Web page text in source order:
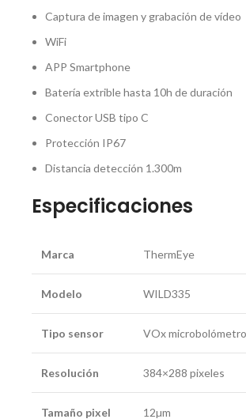
Captura de imagen y grabación de vídeo
WiFi
APP Smartphone
Batería extrible hasta 10h de duración
Conector USB tipo C
Protección IP67
Distancia detección 1.300m
Especificaciones
Marca ThermEye
Modelo WILD335
Tipo sensor VOx
Resolución 384×288 pixeles
Tamaño pixel 12µm